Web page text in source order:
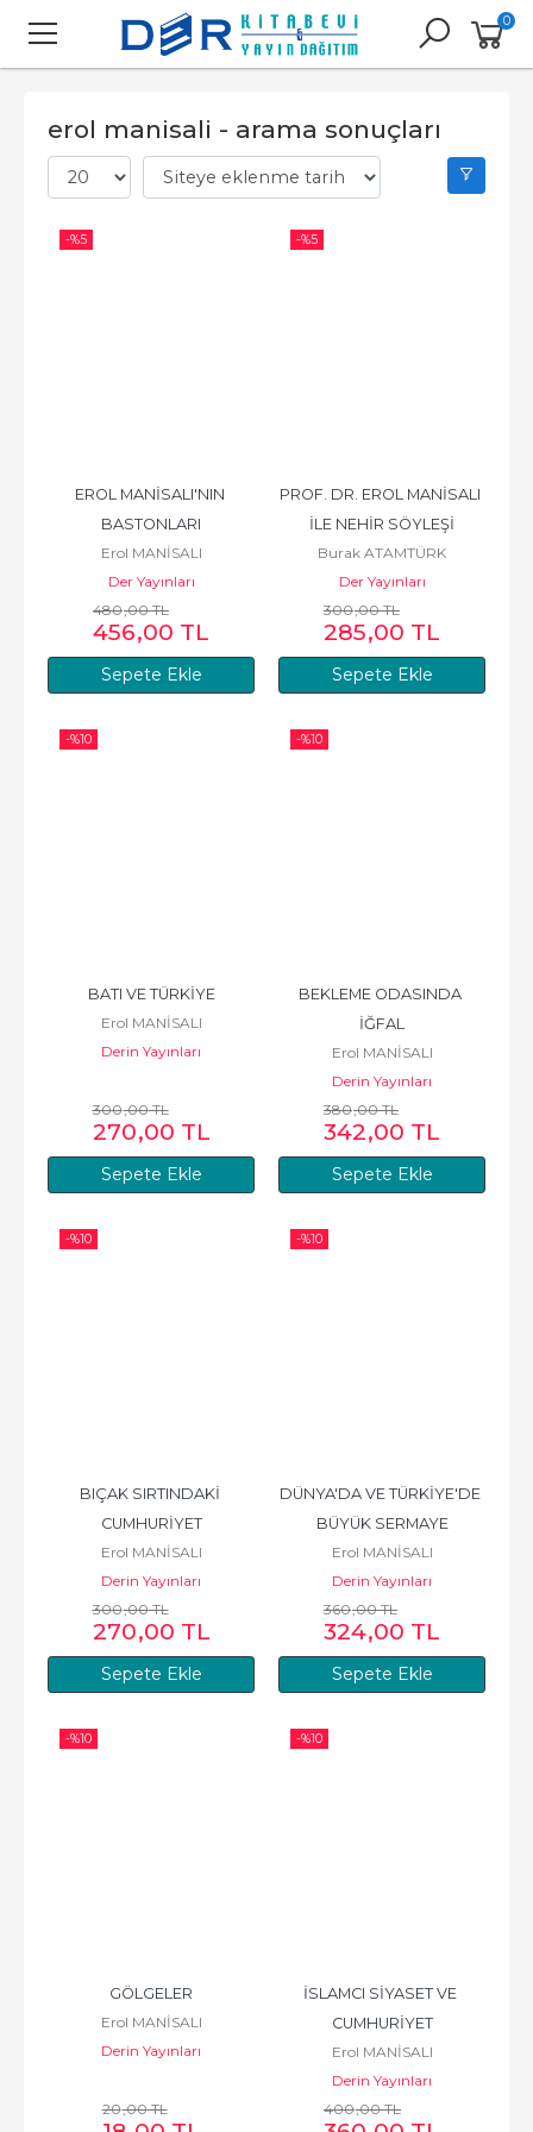
0
erol manisali - arama sonuçları
-%5
Sepete Ekle
EROL MANİSALI'NIN
BASTONLARI
Erol MANİSALI
Der Yayınları
480,00TL
456,00 TL
-%5
Sepete Ekle
PROF. DR. EROL MANİSALI
İLE NEHİR SÖYLEŞİ
Burak ATAMTÜRK
Der Yayınları
300,00TL
285,00 TL
-%10
Sepete Ekle
BATI VE TÜRKİYE
Erol MANİSALI
Derin Yayınları
300,00TL
270,00 TL
-%10
Sepete Ekle
BEKLEME ODASINDA
İĞFAL
Erol MANİSALI
Derin Yayınları
380,00TL
342,00 TL
-%10
Sepete Ekle
BIÇAK SIRTINDAKİ
CUMHURİYET
Erol MANİSALI
Derin Yayınları
300,00TL
270,00 TL
-%10
Sepete Ekle
DÜNYA'DA VE TÜRKİYE'DE
BÜYÜK SERMAYE
Erol MANİSALI
Derin Yayınları
360,00TL
324,00 TL
-%10
GÖLGELER
Erol MANİSALI
Derin Yayınları
20,00TL
-%10
İSLAMCI SİYASET VE
CUMHURİYET
Erol MANİSALI
Derin Yayınları
400,00TL